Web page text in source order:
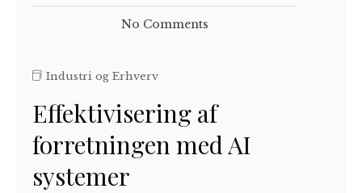
No Comments
Industri og Erhverv
Effektivisering af
forretningen med AI
systemer